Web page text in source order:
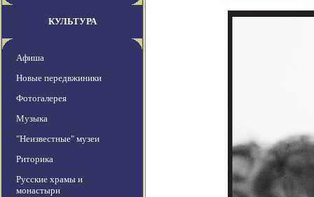
КУЛЬТУРА
Афиша
Новые передвжиники
Фотогалерея
Музыка
"Неизвестные" музеи
Риторика
Русские храмы и
монастыри